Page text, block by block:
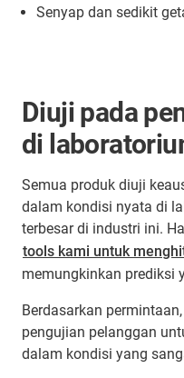
Senyap dan sedikit
Diuji pada
di
Semua produk diuji
dalam kondisi nyata di
terbesar di industri ini.
tools kami untuk
memungkinkan prediksi
Berdasarkan
pengujian pelanggan
dalam kondisi yang